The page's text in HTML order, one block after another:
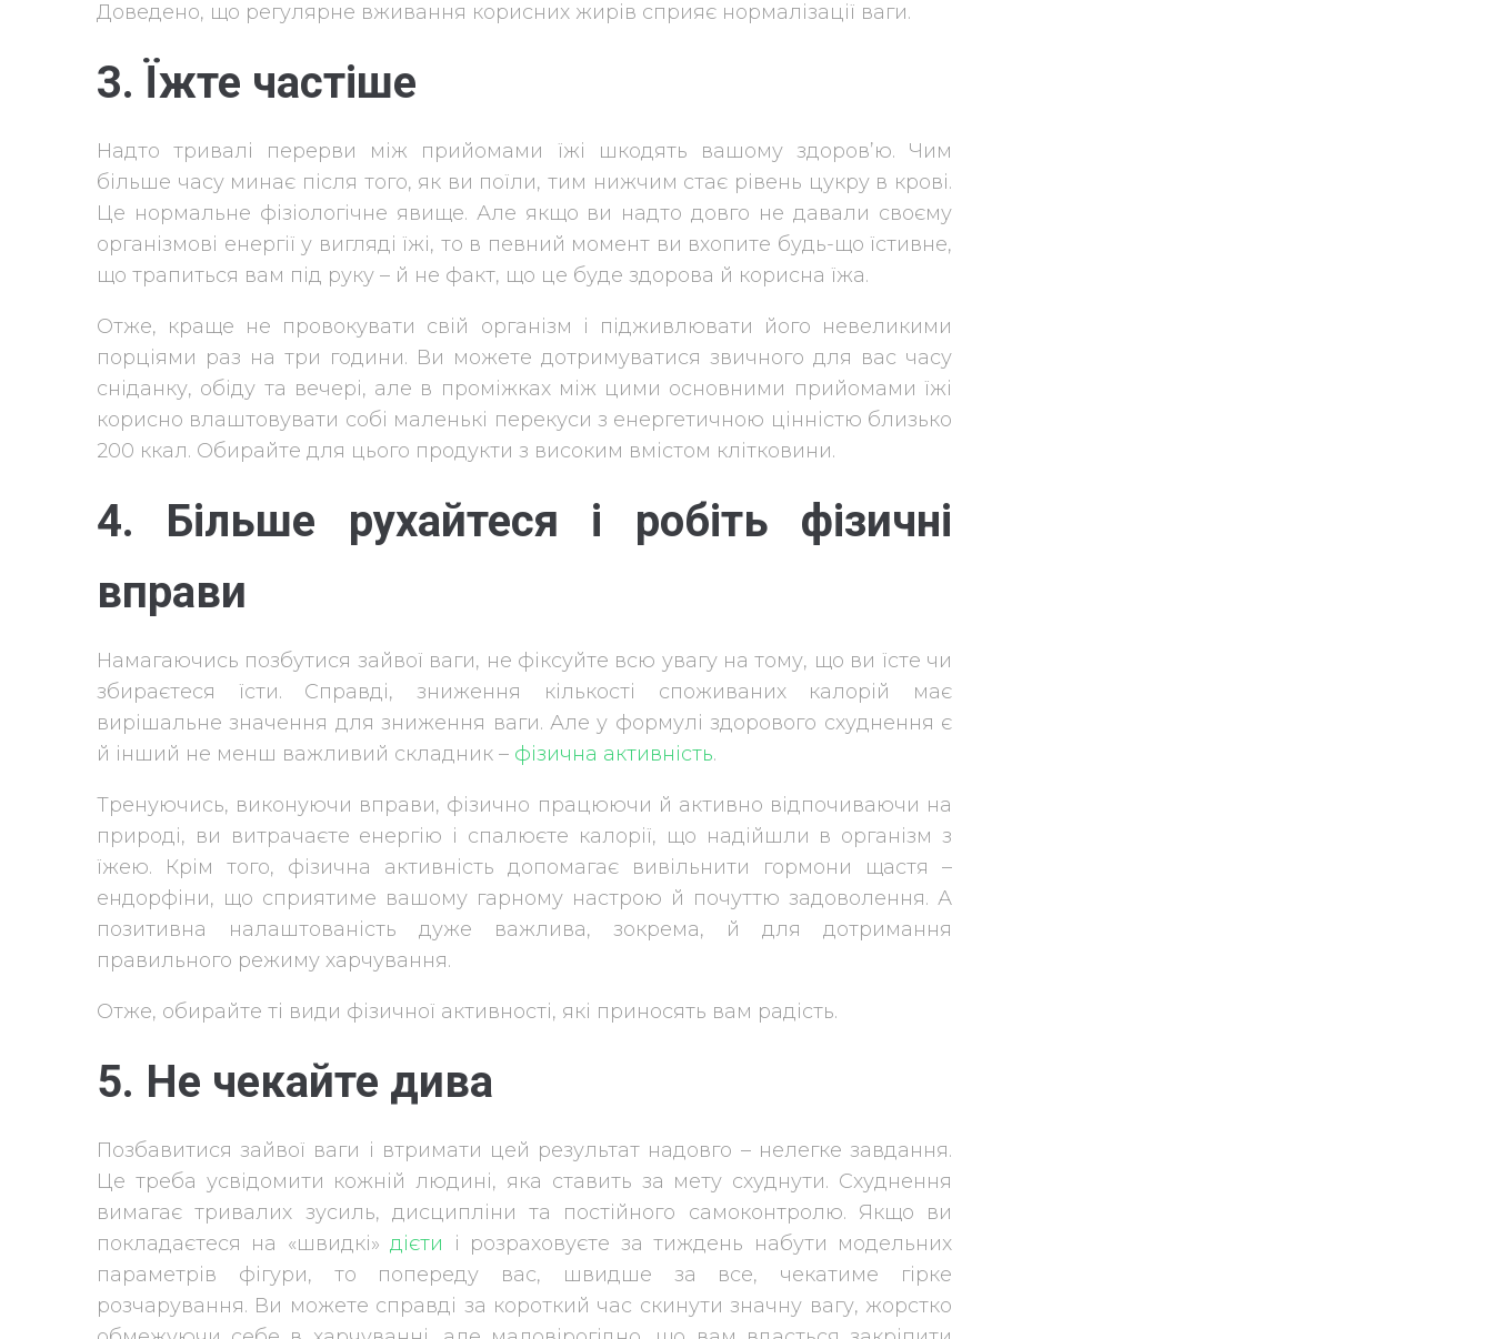
Доведено, що регулярне вживання корисних жирів сприяє нормалізації ваги.
3. Їжте частіше
Надто тривалі перерви між прийомами їжі шкодять вашому здоров’ю. Чим
більше часу минає після того, як ви поїли, тим нижчим стає рівень цукру в крові.
Це нормальне фізіологічне явище. Але якщо ви надто довго не давали своєму
організмові енергії у вигляді їжі, то в певний момент ви вхопите будь-що їстивне,
що трапиться вам під руку – й не факт, що це буде здорова й корисна їжа.
Отже, краще не провокувати свій організм і підживлювати його невеликими
порціями раз на три години. Ви можете дотримуватися звичного для вас часу
сніданку, обіду та вечері, але в проміжках між цими основними прийомами їжі
корисно влаштовувати собі маленькі перекуси з енергетичною цінністю близько
200 ккал. Обирайте для цього продукти з високим вмістом клітковини.
4. Більше рухайтеся і робіть фізичні
вправи
Намагаючись позбутися зайвої ваги, не фіксуйте всю увагу на тому, що ви їсте чи
збираєтеся їсти. Справді, зниження кількості споживаних калорій має
вирішальне значення для зниження ваги. Але у формулі здорового схуднення є
й інший не менш важливий складник – фізична активність.
Тренуючись, виконуючи вправи, фізично працюючи й активно відпочиваючи на
природі, ви витрачаєте енергію і спалюєте калорії, що надійшли в організм з
їжею. Крім того, фізична активність допомагає вивільнити гормони щастя –
ендорфіни, що сприятиме вашому гарному настрою й почуттю задоволення. А
позитивна налаштованість дуже важлива, зокрема, й для дотримання
правильного режиму харчування.
Отже, обирайте ті види фізичної активності, які приносять вам радість.
5. Не чекайте дива
Позбавитися зайвої ваги і втримати цей результат надовго – нелегке завдання.
Це треба усвідомити кожній людині, яка ставить за мету схуднути. Схуднення
вимагає тривалих зусиль, дисципліни та постійного самоконтролю. Якщо ви
покладаєтеся на «швидкі»дієти
і розраховуєте за тиждень набути модельних
параметрів фігури, то попереду вас, швидше за все, чекатиме гірке
розчарування. Ви можете справді за короткий час скинути значну вагу, жорстко